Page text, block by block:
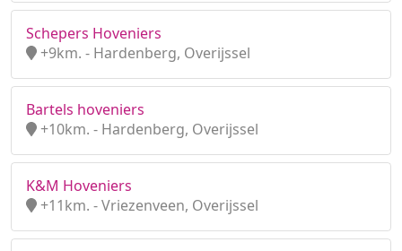
Schepers Hoveniers
+9km. - Hardenberg, Overijssel
Bartels hoveniers
+10km. - Hardenberg, Overijssel
K&M Hoveniers
+11km. - Vriezenveen, Overijssel